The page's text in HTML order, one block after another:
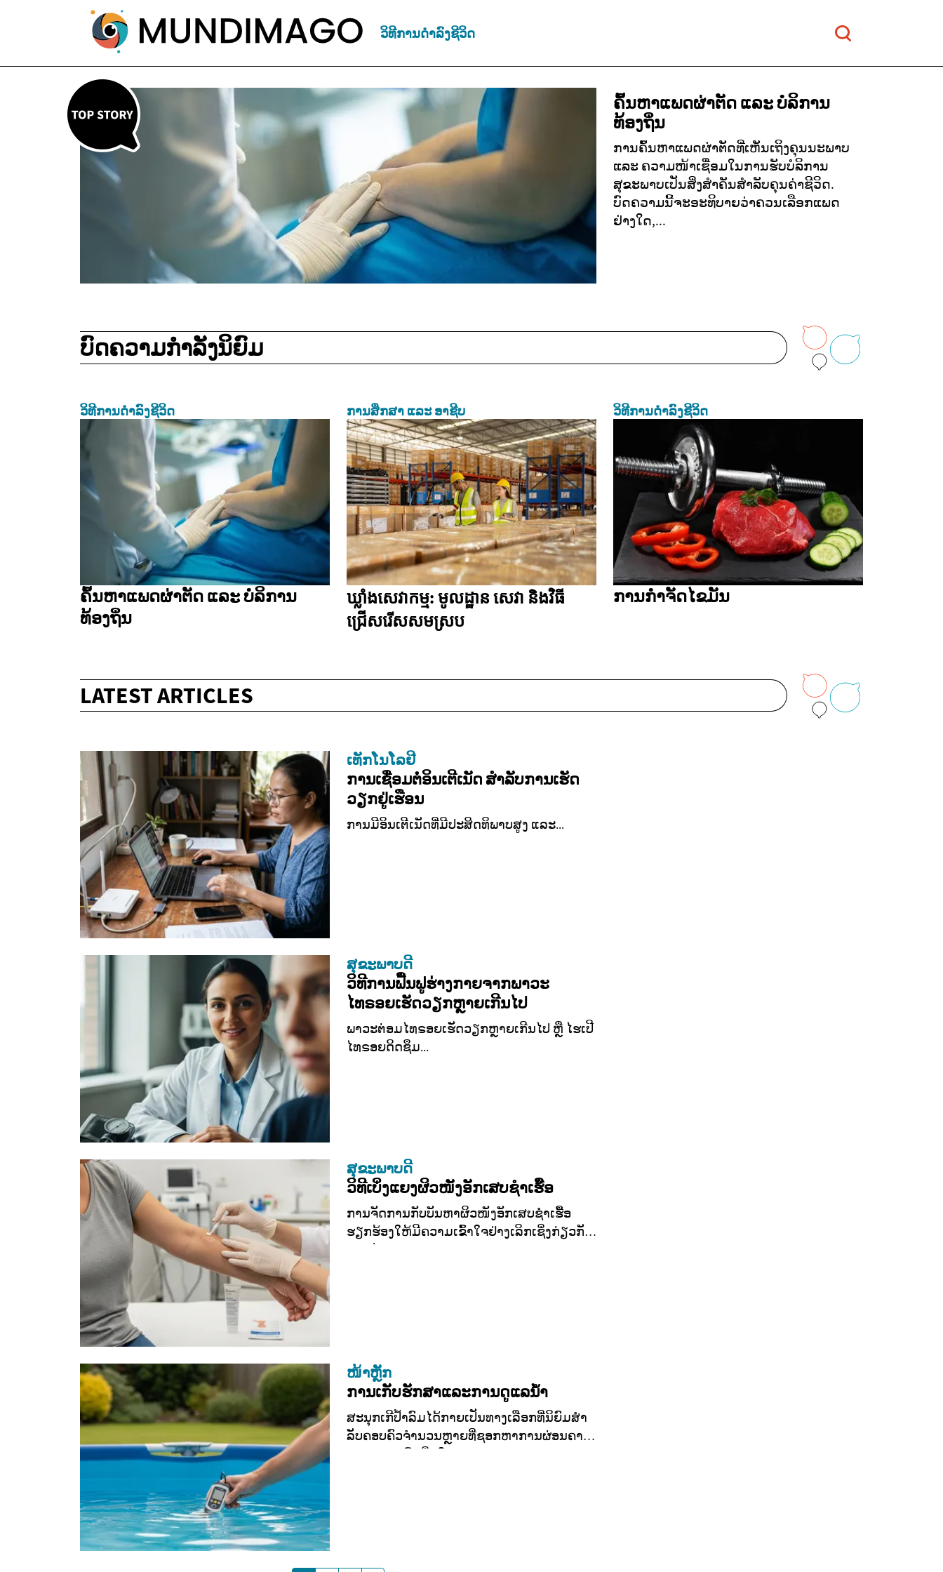
ວິທີການດຳລົງຊີວິດ
ຄົ້ນຫາແພດຜ່າຕັດ ແລະ ບໍລິການ
ທ້ອງຖິ່ນ
ການຄົ້ນຫາແພດຜ່າຕັດທີ່ເຫັນເຖິງຄຸນນະພາບ
ແລະ ຄວາມໜ້າເຊື່ອມໃນການຮັບບໍລິການ
ສຸຂະພາບເປັນສິ່ງສຳຄັນສໍາລັບຄຸນຄ່າຊີວິດ.
ບົດຄວາມນີ້ຈະອະທິບາຍວ່າຄວນເລືອກແພດ
ຢ່າງໃດ,...
ບົດຄວາມກໍາລັງນິຍົມ
ວິທີການດຳລົງຊີວິດ
ຄົ້ນຫາແພດຜ່າຕັດ ແລະ ບໍລິການ
ທ້ອງຖິ່ນ
ການສຶກສາ ແລະ ອາຊີບ
ឃ្លាំងសេវាកម្ម: មូលដ្ឋាន សេវា និងវិធី
ជ្រើសរើសសមស្រប
ວິທີການດຳລົງຊີວິດ
ການກຳຈັດໄຂມັນ
LATEST ARTICLES
ເທັກໂນໂລຢີ
ການເຊື່ອມຕໍ່ອິນເຕີເນັດ ສຳລັບການເຮັດ
ວຽກຢູ່ເຮືອນ
ການມີອິນເຕີເນັດທີ່ມີປະສິດທິພາບສູງ ແລະ...
ສຸຂະພາບດີ
ວິທີການຟື້ນຟູຮ່າງກາຍຈາກພາວະ
ໄທຣອຍເຮັດວຽກຫຼາຍເກີນໄປ
ພາວະຕ່ອມໄທຣອຍເຮັດວຽກຫຼາຍເກີນໄປ ຫຼື ໄຮເປີ
ໄທຣອຍດິດຊຶມ...
ສຸຂະພາບດີ
ວິທີເບິ່ງແຍງຜິວໜັງອັກເສບຊຳເຮື້ອ
ການຈັດການກັບບັນຫາຜິວໜັງອັກເສບຊຳເຮື້ອ
ຮຽກຮ້ອງໃຫ້ມີຄວາມເຂົ້າໃຈຢ່າງເລິກເຊິ່ງກ່ຽວກັບ
ໜ້າຫຼັກ
ການເກັບຮັກສາແລະການດູແລນໍ້າ
ສະນຸກເກີປໍ້າລົມໄດ້ກາຍເປັນທາງເລືອກທີ່ນິຍົມສໍາ
ລັບຄອບຄົວຈໍານວນຫຼາຍທີ່ຊອກຫາການຜ່ອນຄາຍ